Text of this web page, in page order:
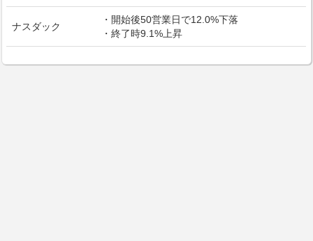
ナスダック
・開始後50営業日で12.0%下落
・終了時9.1%上昇